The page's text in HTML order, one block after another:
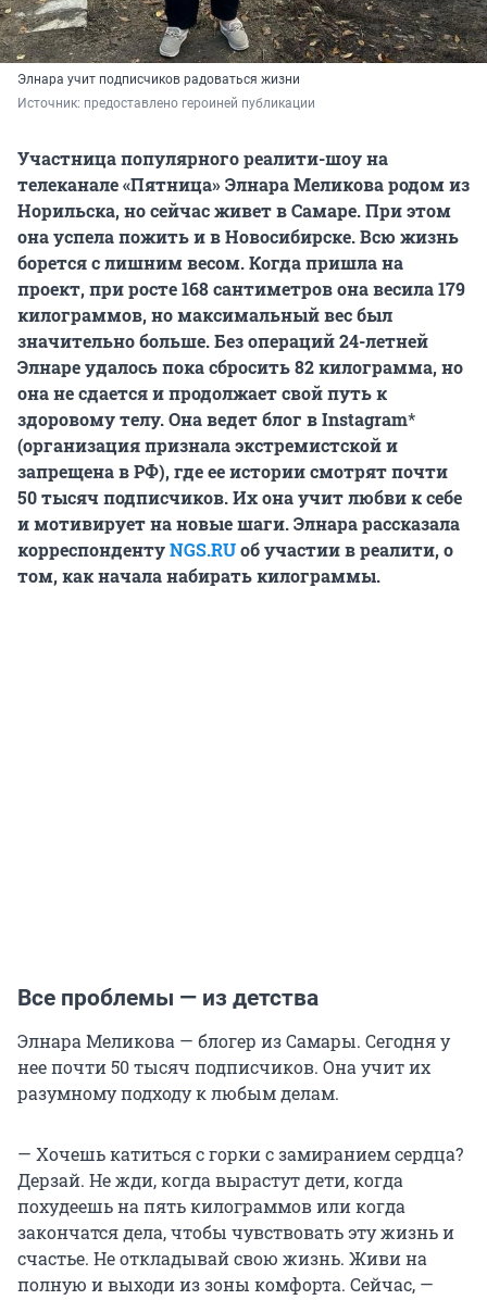
Элнара учит подписчиков радоваться жизни
Источник: предоставлено героиней публикации
Участница популярного реалити-шоу на
телеканале «Пятница» Элнара Меликова родом из
Норильска, но сейчас живет в Самаре. При этом
она успела пожить и в Новосибирске. Всю жизнь
борется с лишним весом. Когда пришла на
проект, при росте 168 сантиметров она весила 179
килограммов, но максимальный вес был
значительно больше. Без операций 24-летней
Элнаре удалось пока сбросить 82 килограмма, но
она не сдается и продолжает свой путь к
здоровому телу. Она ведет блог в Instagram*
(организация признала экстремистской и
запрещена в РФ), где ее истории смотрят почти
50 тысяч подписчиков. Их она учит любви к себе
и мотивирует на новые шаги. Элнара рассказала
корреспондентуNGS.RUоб участии в реалити, о
том, как начала набирать килограммы.
Все проблемы — из детства
Элнара Меликова — блогер из Самары. Сегодня у
нее почти 50 тысяч подписчиков. Она учит их
разумному подходу к любым делам.
— Хочешь катиться с горки с замиранием сердца?
Дерзай. Не жди, когда вырастут дети, когда
похудеешь на пять килограммов или когда
закончатся дела, чтобы чувствовать эту жизнь и
счастье. Не откладывай свою жизнь. Живи на
полную и выходи из зоны комфорта. Сейчас, —